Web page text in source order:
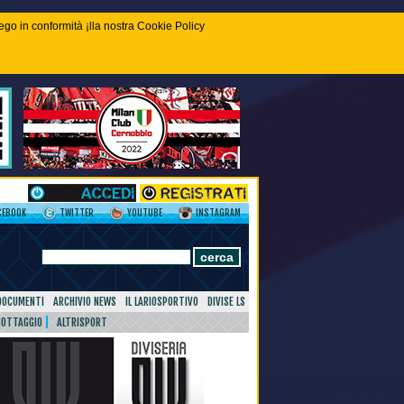
in conformità ¡lla nostra Cookie Policy
TWITTER YOUTUBE INSTAGRAM
ARCHIVIO NEWS IL LARIOSPORTIVO
DIVISE LS
ALTRISPORT